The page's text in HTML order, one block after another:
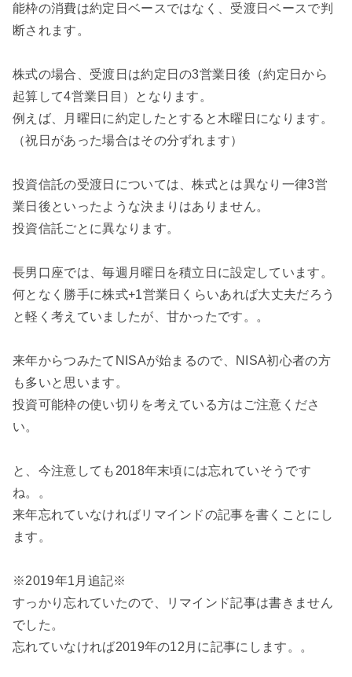
能枠の消費は約定日ベースではなく、受渡日ベースで判
断されます。
株式の場合、受渡日は約定日の3営業日後（約定日から
起算して4営業日目）となります。
例えば、月曜日に約定したとすると木曜日になります。
（祝日があった場合はその分ずれます）
投資信託の受渡日については、株式とは異なり一律3営
業日後といったような決まりはありません。
投資信託ごとに異なります。
長男口座では、毎週月曜日を積立日に設定しています。
何となく勝手に株式+1営業日くらいあれば大丈夫だろう
と軽く考えていましたが、甘かったです。。
来年からつみたてNISAが始まるので、NISA初心者の方
も多いと思います。
投資可能枠の使い切りを考えている方はご注意くださ
い。
と、今注意しても2018年末頃には忘れていそうです
ね。。
来年忘れていなければリマインドの記事を書くことにし
ます。
※2019年1月追記※
すっかり忘れていたので、リマインド記事は書きません
でした。
忘れていなければ2019年の12月に記事にします。。